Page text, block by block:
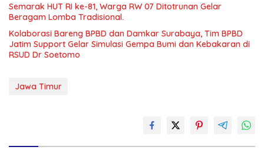
Semarak HUT RI ke-81, Warga RW 07 Ditotrunan Gelar
Beragam Lomba Tradisional.
Kolaborasi Bareng BPBD dan Damkar Surabaya, Tim BPBD
Jatim Support Gelar Simulasi Gempa Bumi dan Kebakaran di
RSUD Dr Soetomo
Jawa Timur